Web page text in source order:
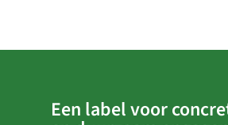
Een label voor